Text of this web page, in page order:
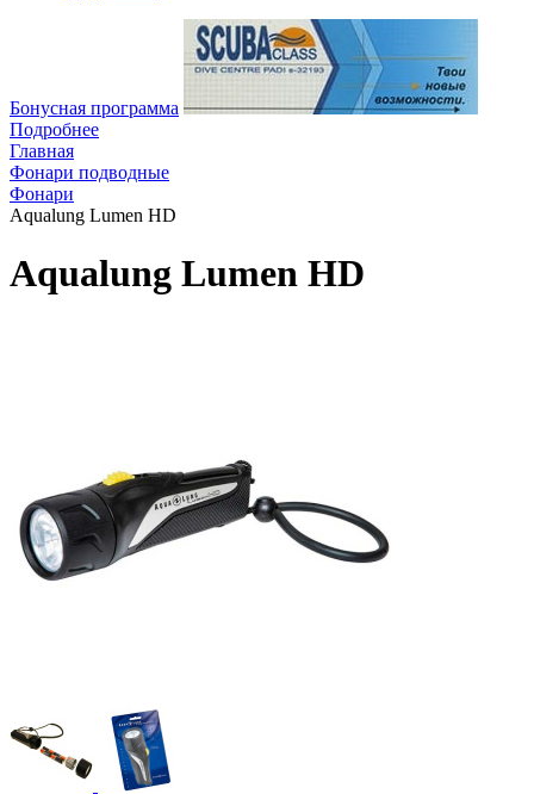
Бонусная программа
Подробнее
Главная
Фонари подводные
Фонари
Aqualung Lumen HD
Aqualung Lumen HD